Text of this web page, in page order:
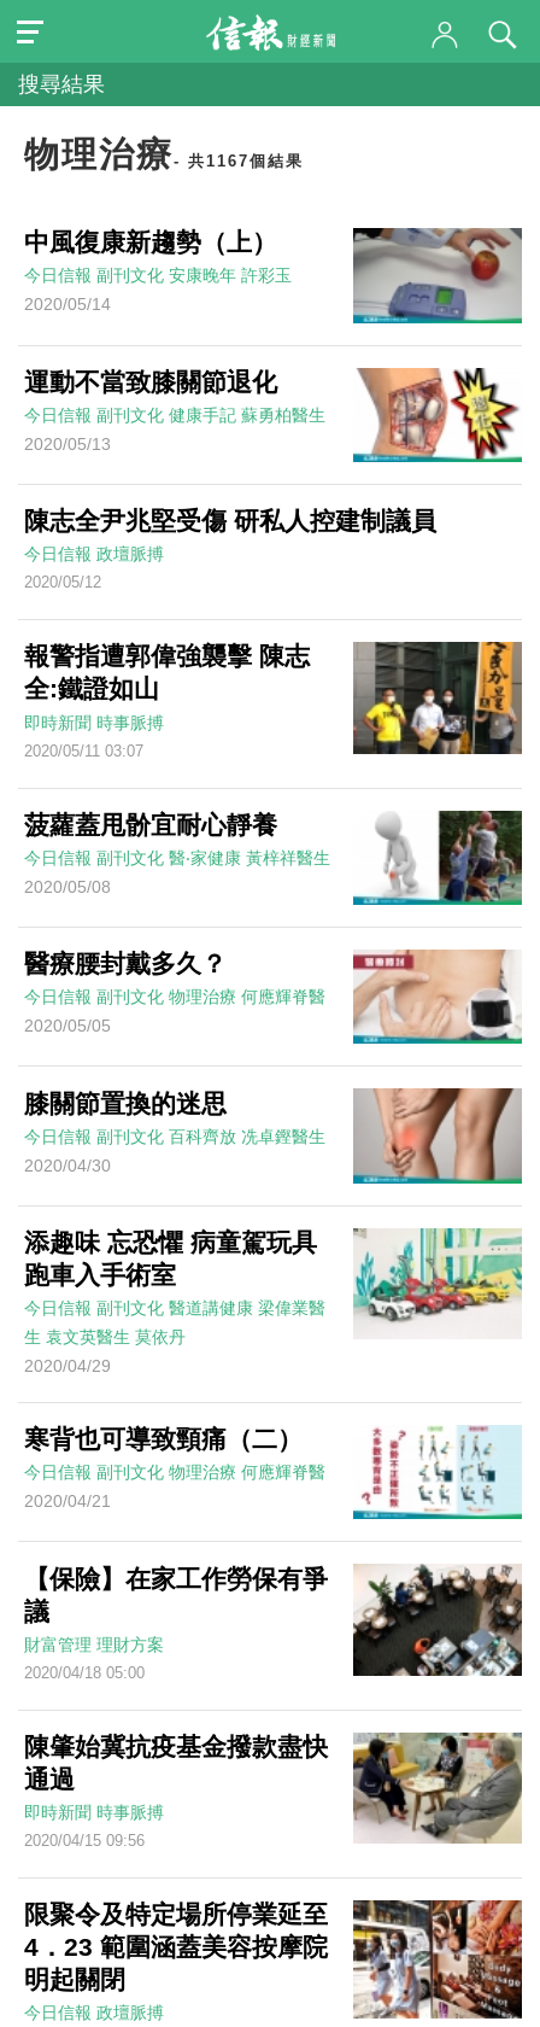
搜尋結果
物理治療- 共1167個結果
中風復康新趨勢（上）
今日信報 副刊文化 安康晚年 許彩玉
2020/05/14
運動不當致膝關節退化
今日信報 副刊文化 健康手記 蘇勇柏醫生
2020/05/13
陳志全尹兆堅受傷 研私人控建制議員
今日信報 政壇脈搏
2020/05/12
報警指遭郭偉強襲擊 陳志
全:鐵證如山
即時新聞 時事脈搏
2020/05/11 03:07
菠蘿蓋甩骱宜耐心靜養
今日信報 副刊文化 醫‧家健康 黃梓祥醫生
2020/05/08
醫療腰封戴多久？
今日信報 副刊文化 物理治療 何應輝脊醫
2020/05/05
膝關節置換的迷思
今日信報 副刊文化 百科齊放 冼卓鏗醫生
2020/04/30
添趣味 忘恐懼 病童駕玩具
跑車入手術室
今日信報 副刊文化 醫道講健康 梁偉業醫
生 袁文英醫生 莫依丹
2020/04/29
寒背也可導致頸痛（二）
今日信報 副刊文化 物理治療 何應輝脊醫
2020/04/21
【保險】在家工作勞保有爭
議
財富管理 理財方案
2020/04/18 05:00
陳肇始冀抗疫基金撥款盡快
通過
即時新聞 時事脈搏
2020/04/15 09:56
限聚令及特定場所停業延至
4．23 範圍涵蓋美容按摩院
明起關閉
今日信報 政壇脈搏